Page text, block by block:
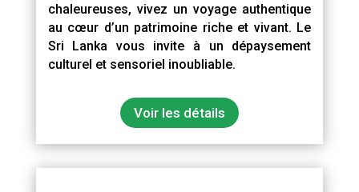
chaleureuses, vivez un voyage authentique
au cœur d’un patrimoine riche et vivant. Le
Sri Lanka vous invite à un dépaysement
culturel et sensoriel inoubliable.
Voir les détails